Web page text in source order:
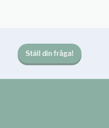
Ställ din fråga!